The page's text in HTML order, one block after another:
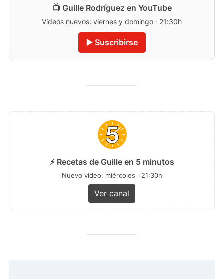
📺 Guille Rodríguez en YouTube
Vídeos nuevos: viernes y domingo · 21:30h
▶️ Suscribirse
⚡ Recetas de Guille en 5 minutos
Nuevo vídeo: miércoles · 21:30h
Ver canal